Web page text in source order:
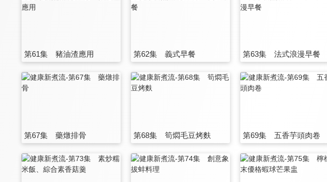
第61集 豬油渣應用 第62集 義式早餐 第63集 法式浪漫早餐
第67集 藥燉排骨 第68集 筍燜毛豆烤麩 第69集 五香芋頭肉卷